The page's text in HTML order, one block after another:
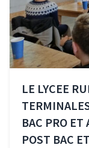
LE LYCEE
BAC PRO ET
POST BAC